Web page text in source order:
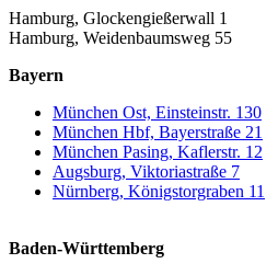
Hamburg, Glockengießerwall 1
Hamburg, Weidenbaumsweg 55
Bayern
München Ost, Einsteinstr. 130
München Hbf, Bayerstraße 21
München Pasing, Kaflerstr. 12
Augsburg, Viktoriastraße 7
Nürnberg, Königstorgraben 11
Baden-Württemberg